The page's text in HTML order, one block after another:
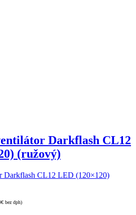
Darkflash CL12
(ružový)
Darkflash CL12 LED (120×120)
€ bez dph)